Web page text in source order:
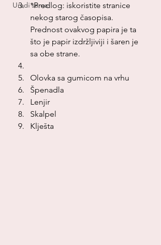
Uradi sama*Predlog: iskoristite stranice
nekog starog časopisa.
Prednost ovakvog papira je ta
što je papir izdržljiviji i šaren je
sa obe strane.
Olovka sa gumicom na vrhu
Špenadla
Lenjir
Skalpel
Klješta